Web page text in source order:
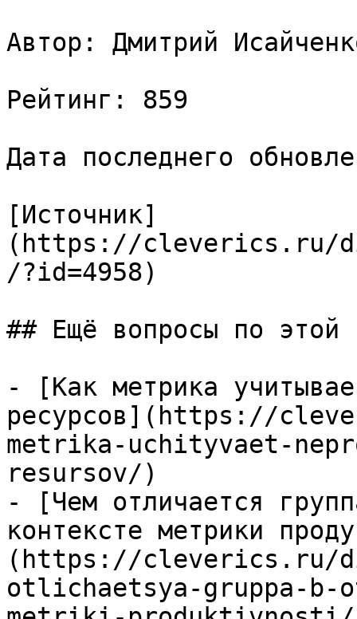
Автор: Дмитрий
Рейтинг: 859
Дата последнего
[Источник]
(https://cleverics.ru/
/?id=4958)
## Ещё вопросы по этой
- [Как метрика
ресурсов](https://
metrika-uchityvaet-
resursov/)
- [Чем отличается
контексте метрики
(https://cleverics.ru/
otlichaetsya-gruppa-b-